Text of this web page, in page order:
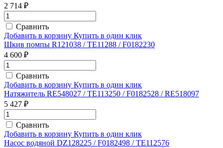
2 714 ₽
Сравнить
Добавить в корзину Купить в один клик
Шкив помпы R121038 / TE11288 / F0182230
4 600 ₽
Сравнить
Добавить в корзину Купить в один клик
Натяжитель RE548027 / TE113250 / F0182528 / RE518097
5 427 ₽
Сравнить
Добавить в корзину Купить в один клик
Насос водяной DZ128225 / F0182498 / TE112576